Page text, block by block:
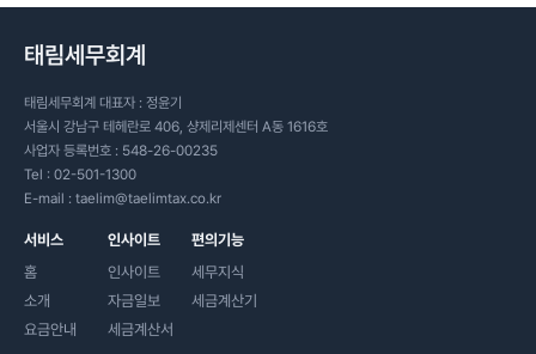
태림세무회계
태림세무회계 대표자 : 정윤기
서울시 강남구 테헤란로 406, 샹제리제센터 A동 1616호
사업자 등록번호 : 548-26-00235
Tel : 02-501-1300
E-mail : taelim@taelimtax.co.kr
서비스
홈
소개
요금안내
인사이트
인사이트
자금일보
세금계산서
편의기능
세무지식
세금계산기